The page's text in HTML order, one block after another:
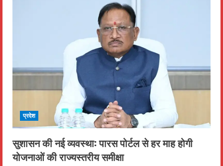
प्रदेश
सुशासन की नई व्यवस्था: पारस पोर्टल से हर माह होगी
योजनाओं की राज्यस्तरीय समीक्षा